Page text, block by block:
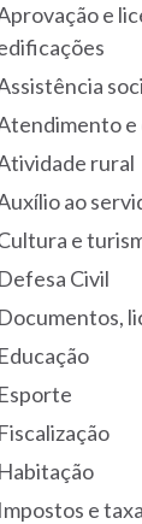
de
Assistência
Atendimento
Atividade rural
Auxílio ao
Cultura e
Defesa Civil
Documentos,
Educação
Esporte
Fiscalização
habitação
Impostos e